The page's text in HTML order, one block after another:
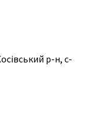
р-н, с-